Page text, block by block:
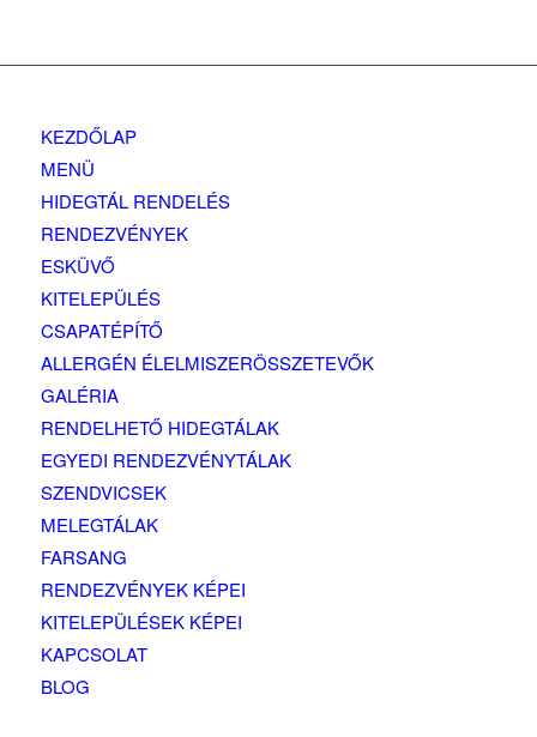
KEZDŐLAP
MENÜ
HIDEGTÁL RENDELÉS
RENDEZVÉNYEK
ESKÜVŐ
KITELEPÜLÉS
CSAPATÉPÍTŐ
ALLERGÉN ÉLELMISZERÖSSZETEVŐK
GALÉRIA
RENDELHETŐ HIDEGTÁLAK
EGYEDI RENDEZVÉNYTÁLAK
SZENDVICSEK
MELEGTÁLAK
FARSANG
RENDEZVÉNYEK KÉPEI
KITELEPÜLÉSEK KÉPEI
KAPCSOLAT
BLOG